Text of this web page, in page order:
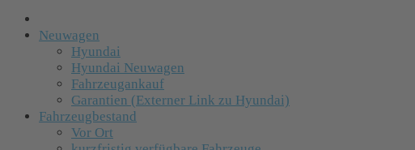
Neuwagen
Hyundai
Hyundai Neuwagen
Fahrzeugankauf
Garantien (Externer Link zu Hyundai)
Fahrzeugbestand
Vor Ort